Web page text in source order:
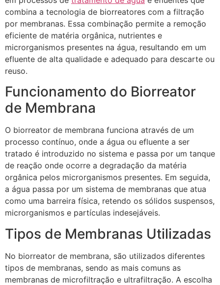
combina a tecnologia de biorreatores com a filtração
por membranas. Essa combinação permite a remoção
eficiente de matéria orgânica, nutrientes e
microrganismos presentes na água, resultando em um
efluente de alta qualidade e adequado para descarte ou
reuso.
Funcionamento do Biorreator
de Membrana
O biorreator de membrana funciona através de um
processo contínuo, onde a água ou efluente a ser
tratado é introduzido no sistema e passa por um tanque
de reação onde ocorre a degradação da matéria
orgânica pelos microrganismos presentes. Em seguida,
a água passa por um sistema de membranas que atua
como uma barreira física, retendo os sólidos suspensos,
microrganismos e partículas indesejáveis.
Tipos de Membranas Utilizadas
No biorreator de membrana, são utilizados diferentes
tipos de membranas, sendo as mais comuns as
membranas de microfiltração e ultrafiltração. A escolha